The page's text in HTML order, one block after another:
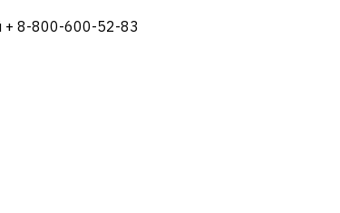
+ 8-800-600-52-83